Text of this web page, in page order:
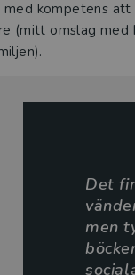
kompetens
(mitt omslag med
Det
men